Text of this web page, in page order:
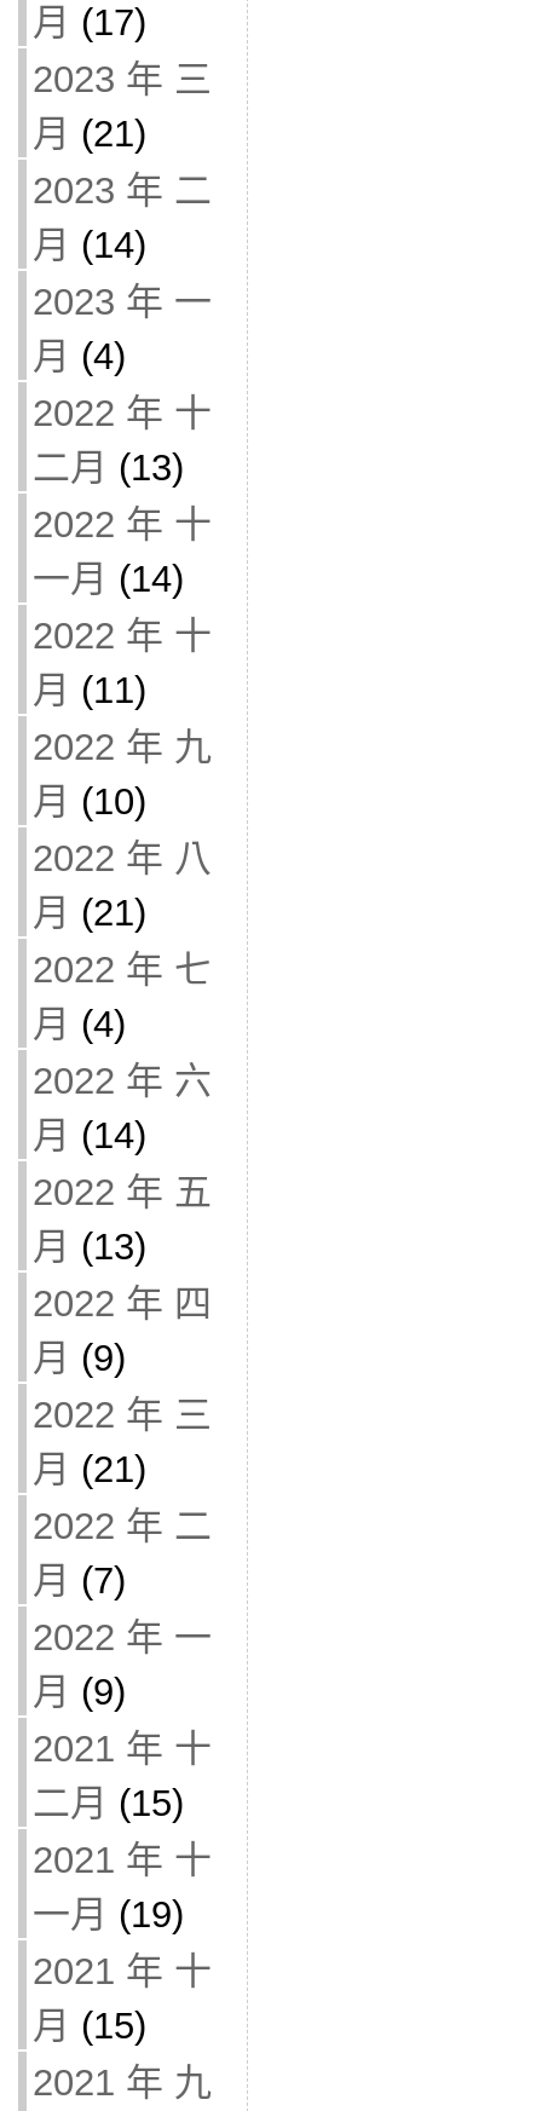
月 (17)
2023 年 三
月 (21)
2023 年 二
月 (14)
2023 年 一
月 (4)
2022 年 十
二月 (13)
2022 年 十
一月 (14)
2022 年 十
月 (11)
2022 年 九
月 (10)
2022 年 八
月 (21)
2022 年 七
月 (4)
2022 年 六
月 (14)
2022 年 五
月 (13)
2022 年 四
月 (9)
2022 年 三
月 (21)
2022 年 二
月 (7)
2022 年 一
月 (9)
2021 年 十
二月 (15)
2021 年 十
一月 (19)
2021 年 十
月 (15)
2021 年 九